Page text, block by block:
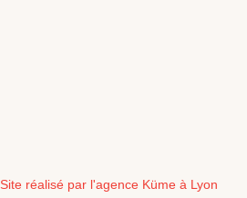
Site réalisé par l'agence Küme à Lyon